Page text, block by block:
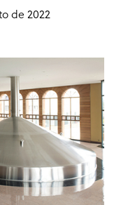
de 2022